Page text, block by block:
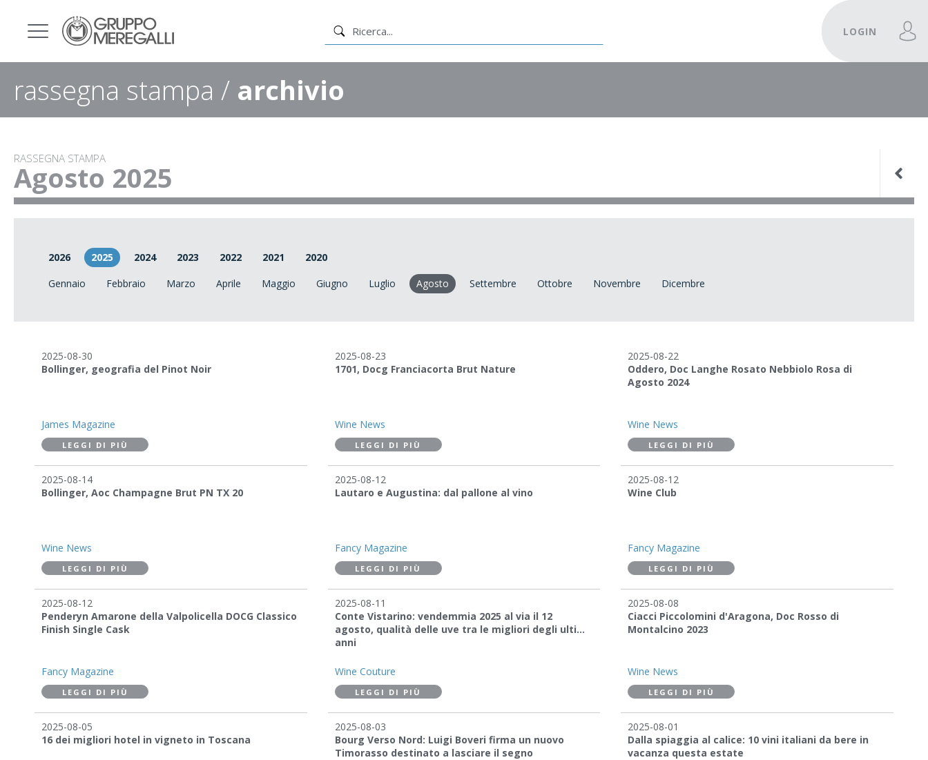
LOGIN
rassegna stampa / archivio
RASSEGNA STAMPA
Agosto 2025
2026
2025
Gennaio
Febbraio Marzo Aprile Maggio Giugno Luglio Agosto Settembre Ottobre Novembre Dicembre
2024 2023 2022 2021 2020
2025-08-30
Bollinger, geografia del Pinot Noir
James Magazine
LEGGI DI PIÙ
2025-08-23
1701, Docg Franciacorta Brut Nature
Wine News
LEGGI DI PIÙ
2025-08-22
Oddero, Doc Langhe Rosato Nebbiolo Rosa di
Agosto 2024
Wine News
LEGGI DI PIÙ
2025-08-14
Bollinger, Aoc Champagne Brut PN TX 20
Wine News
LEGGI DI PIÙ
2025-08-12
Lautaro e Augustina: dal pallone al vino
Fancy Magazine
LEGGI DI PIÙ
2025-08-12
Wine Club
Fancy Magazine
LEGGI DI PIÙ
2025-08-12
Penderyn Amarone della Valpolicella DOCG Classico
Finish Single Cask
Fancy Magazine
LEGGI DI PIÙ
2025-08-11
Conte Vistarino: vendemmia 2025 al via il 12
agosto, qualità delle uve tra le migliori degli ultimi
anni
Wine Couture
LEGGI DI PIÙ
2025-08-08
Ciacci Piccolomini d'Aragona, Doc Rosso di
Montalcino 2023
Wine News
LEGGI DI PIÙ
2025-08-05
16 dei migliori hotel in vigneto in Toscana
2025-08-03
Bourg Verso Nord: Luigi Boveri firma un nuovo
Timorasso destinato a lasciare il segno
2025-08-01
Dalla spiaggia al calice: 10 vini italiani da bere in
vacanza questa estate